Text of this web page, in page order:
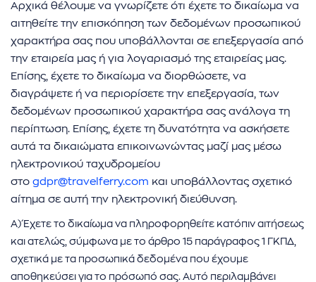
Αρχικά θέλουμε να γνωρίζετε ότι έχετε το δικαίωμα να
αιτηθείτε την επισκόπηση των δεδομένων προσωπικού
χαρακτήρα σας που υποβάλλονται σε επεξεργασία από
την εταιρεία μας ή για λογαριασμό της εταιρείας μας.
Επίσης, έχετε το δικαίωμα να διορθώσετε, να
διαγράψετε ή να περιορίσετε την επεξεργασία, των
δεδομένων προσωπικού χαρακτήρα σας ανάλογα τη
περίπτωση. Επίσης, έχετε τη δυνατότητα να ασκήσετε
αυτά τα δικαιώματα επικοινωνώντας μαζί μας μέσω
ηλεκτρονικού ταχυδρομείου
στο gdpr@travelferry.com και υποβάλλοντας σχετικό
αίτημα σε αυτή την ηλεκτρονική διεύθυνση.
Α) Έχετε το δικαίωμα να πληροφορηθείτε κατόπιν αιτήσεως
και ατελώς, σύμφωνα με το άρθρο 15 παράγραφος 1 ΓΚΠΔ,
σχετικά με τα προσωπικά δεδομένα που έχουμε
αποθηκεύσει για το πρόσωπό σας. Αυτό περιλαμβάνει